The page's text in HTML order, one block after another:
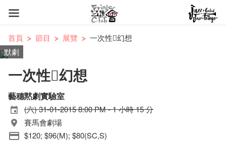
首頁 節目 展覽
一次性幻想
默劇
一次性幻想
藝穗黙劇實驗室
(六) 31-01-2015 8:00 PM - 1 小時 15 分
賽馬會劇場
$120; $96(M); $80(SC,S)